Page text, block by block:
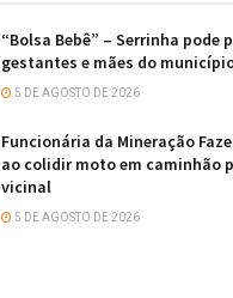
“Bolsa Bebê” – Serrinha pode
gestantes e mães do
5 DE AGOSTO DE 2026
Funcionária da Mineração
ao colidir moto em caminhão
vicinal
5 DE AGOSTO DE 2026